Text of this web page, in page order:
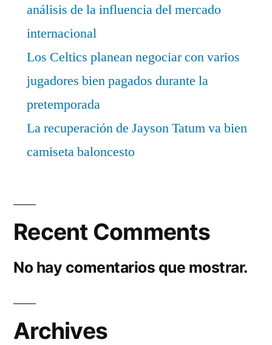
análisis de la influencia del mercado
internacional
Los Celtics planean negociar con varios
jugadores bien pagados durante la
pretemporada
La recuperación de Jayson Tatum va bien
camiseta baloncesto
Recent Comments
No hay comentarios que mostrar.
Archives